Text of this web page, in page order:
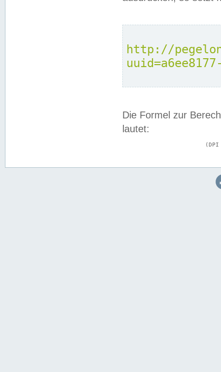
http://
Die Formel zur
lautet: